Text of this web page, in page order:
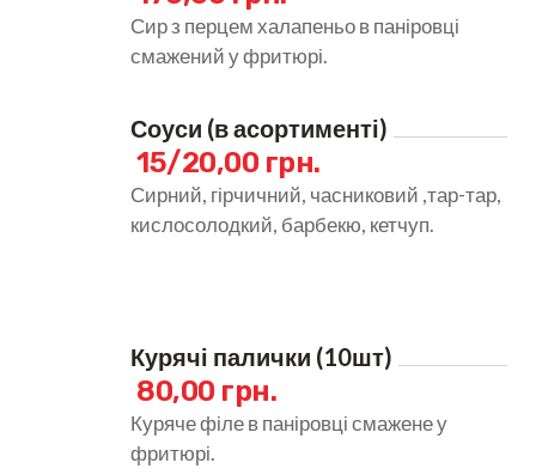
Сир з перцем халапеньо в паніровці
смажений у фритюрі.
Соуси (в асортименті)
15/20,00 грн.
Сирний, гірчичний, часниковий ,тар-тар,
кислосолодкий, барбекю, кетчуп.
Курячі палички (10шт)
80,00 грн.
Куряче філе в паніровці смажене у
фритюрі.